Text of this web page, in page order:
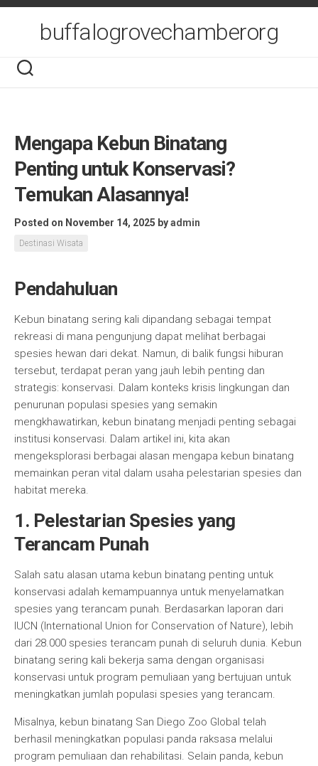
Skip
buffalogrovechamberorg
Mengapa Kebun Binatang
Penting untuk Konservasi?
Temukan Alasannya!
Posted on November 14, 2025 byadmin
Destinasi Wisata
Pendahuluan
Kebun binatang sering kali dipandang sebagai tempat
rekreasi di mana pengunjung dapat melihat berbagai
spesies hewan dari dekat. Namun, di balik fungsi hiburan
tersebut, terdapat peran yang jauh lebih penting dan
strategis: konservasi. Dalam konteks krisis lingkungan dan
penurunan populasi spesies yang semakin
mengkhawatirkan, kebun binatang menjadi penting sebagai
institusi konservasi. Dalam artikel ini, kita akan
mengeksplorasi berbagai alasan mengapa kebun binatang
memainkan peran vital dalam usaha pelestarian spesies dan
habitat mereka.
1. Pelestarian Spesies yang
Terancam Punah
Salah satu alasan utama kebun binatang penting untuk
konservasi adalah kemampuannya untuk menyelamatkan
spesies yang terancam punah. Berdasarkan laporan dari
IUCN (International Union for Conservation of Nature), lebih
dari 28.000 spesies terancam punah di seluruh dunia. Kebun
binatang sering kali bekerja sama dengan organisasi
konservasi untuk program pemuliaan yang bertujuan untuk
meningkatkan jumlah populasi spesies yang terancam.
Misalnya, kebun binatang San Diego Zoo Global telah
berhasil meningkatkan populasi panda raksasa melalui
program pemuliaan dan rehabilitasi. Selain panda, kebun